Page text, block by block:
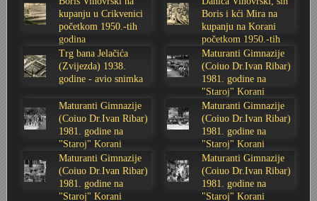
kupanju u Crikvenici
početkom 1950.-tih
godina
Boris i kći Mira na
kupanju na Korani
početkom 1950.-tih
godina
Trg bana Jelačića
(Zvijezda) 1938.
godine - avio snimka
Maturanti Gimnazije
(Coiuo Dr.Ivan Ribar)
1981. godine na
"Staroj" Korani
Maturanti Gimnazije
(Coiuo Dr.Ivan Ribar)
1981. godine na
"Staroj" Korani
Maturanti Gimnazije
(Coiuo Dr.Ivan Ribar)
1981. godine na
"Staroj" Korani
Maturanti Gimnazije
(Coiuo Dr.Ivan Ribar)
1981. godine na
"Staroj" Korani
Maturanti Gimnazije
(Coiuo Dr.Ivan Ribar)
1981. godine na
"Staroj" Korani